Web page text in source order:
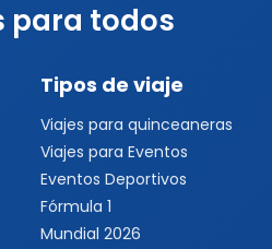
para todos
Tipos de viaje
Viajes para quinceaneras
Viajes para Eventos
Eventos Deportivos
Fórmula 1
Mundial 2026